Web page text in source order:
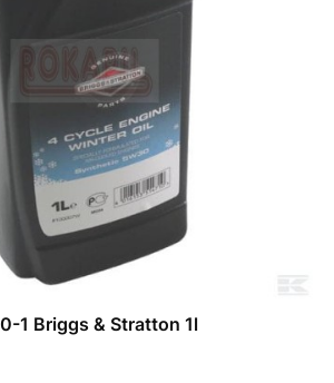
1 Briggs & Stratton 1l